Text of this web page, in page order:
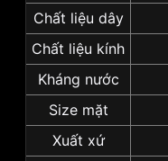
Chất liệu dây
Chất liệu kính
Kháng nước
Size mặt
Xuất xứ